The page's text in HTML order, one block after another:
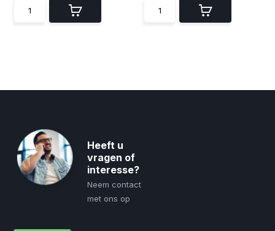
Heeft u
vragen of
interesse?
Neem contact
met ons op